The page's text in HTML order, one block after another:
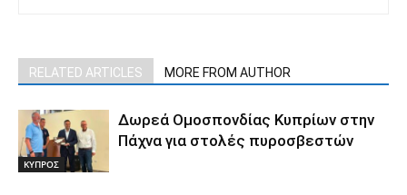
RELATED ARTICLES MORE FROM AUTHOR
ΚΥΠΡΟΣ
Δωρεά Ομοσπονδίας Κυπρίων στην
Πάχνα για στολές πυροσβεστών